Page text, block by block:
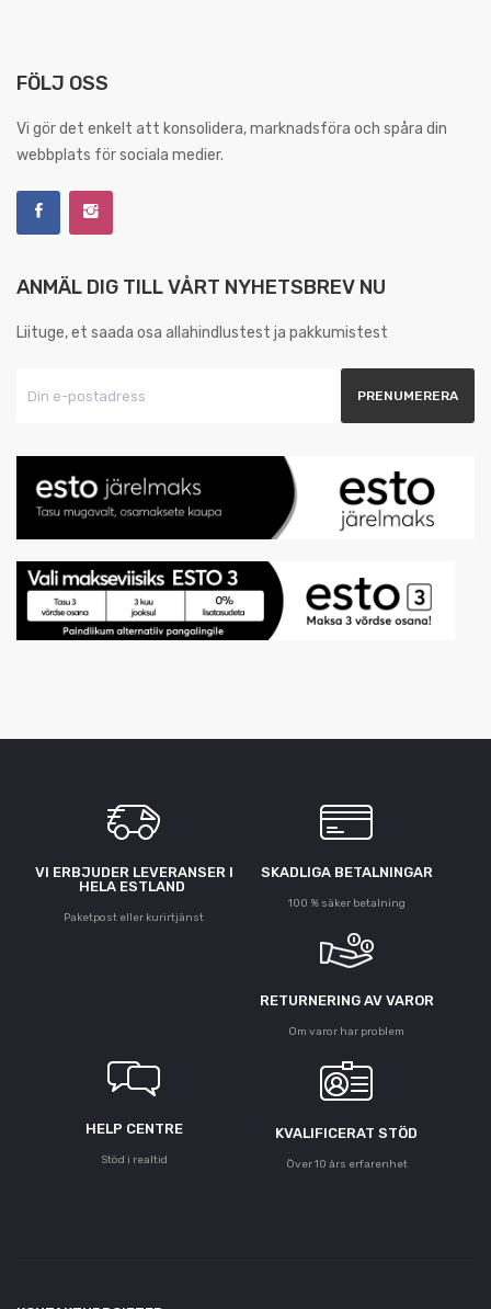
FÖLJ OSS
Vi gör det enkelt att konsolidera, marknadsföra och spåra din
webbplats för sociala medier.
ANMÄL DIG TILL VÅRT NYHETSBREV NU
Liituge, et saada osa allahindlustest ja pakkumistest
VI ERBJUDER LEVERANSER I
HELA ESTLAND
Paketpost eller kurirtjänst
SKADLIGA BETALNINGAR
100 % säker betalning
RETURNERING AV VAROR
Om varor har problem
HELP CENTRE
Stöd i realtid
KVALIFICERAT STÖD
Över 10 års erfarenhet